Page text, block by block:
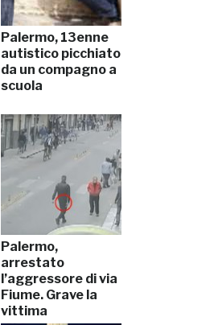
Palermo, 13enne
autistico picchiato
da un compagno a
scuola
Palermo,
arrestato
l’aggressore di via
Fiume. Grave la
vittima